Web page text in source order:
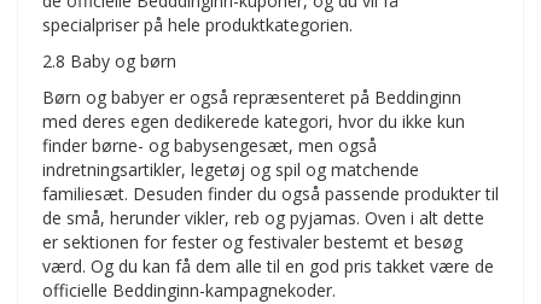
specialpriser på hele produktkategorien.
2.8 Baby og børn
Børn og babyer er også repræsenteret på Beddinginn
med deres egen dedikerede kategori, hvor du ikke kun
finder børne- og babysengesæt, men også
indretningsartikler, legetøj og spil og matchende
familiesæt. Desuden finder du også passende produkter til
de små, herunder vikler, reb og pyjamas. Oven i alt dette
er sektionen for fester og festivaler bestemt et besøg
værd. Og du kan få dem alle til en god pris takket være de
officielle Beddinginn-kampagnekoder.